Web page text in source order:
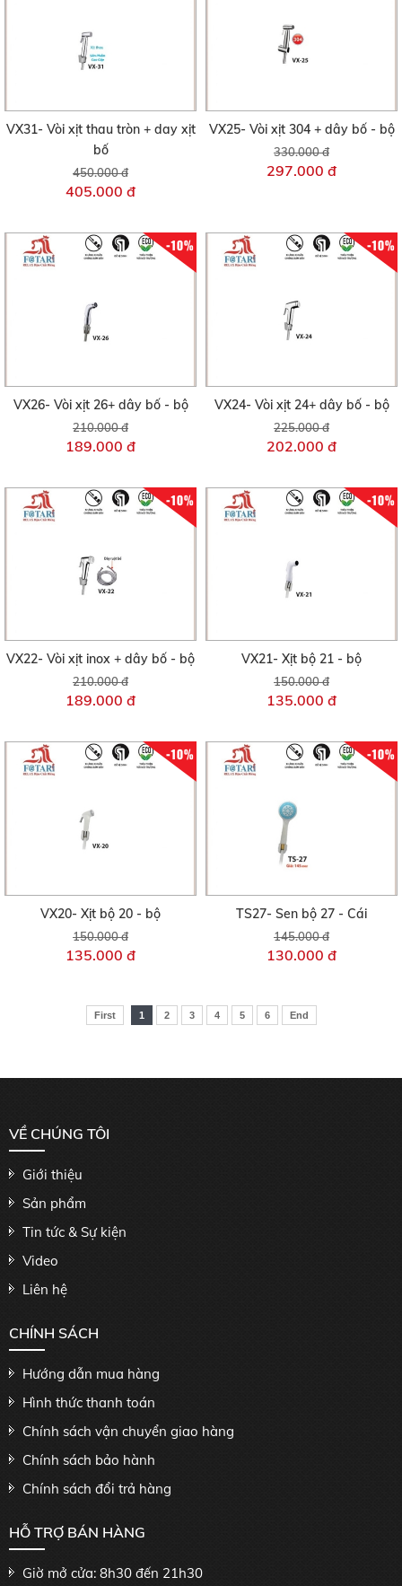
VX31- Vòi xịt thau tròn + day xịt
bố
450.000 đ
405.000 đ
VX25- Vòi xịt 304 + dây bố - bộ
330.000 đ
297.000 đ
-10%
VX26- Vòi xịt 26+ dây bố - bộ
210.000 đ
189.000 đ
-10%
VX24- Vòi xịt 24+ dây bố - bộ
225.000 đ
202.000 đ
-10%
VX22- Vòi xịt inox + dây bố - bộ
210.000 đ
189.000 đ
-10%
VX21- Xịt bộ 21 - bộ
150.000 đ
135.000 đ
-10%
VX20- Xịt bộ 20 - bộ
150.000 đ
135.000 đ
-10%
TS27- Sen bộ 27 - Cái
145.000 đ
130.000 đ
First 1 2 3 4 5 6 End
VỀ CHÚNG TÔI
Giới thiệu
Sản phẩm
Tin tức & Sự kiện
Video
Liên hệ
CHÍNH SÁCH
Hướng dẫn mua hàng
Hình thức thanh toán
Chính sách vận chuyển giao hàng
Chính sách bảo hành
Chính sách đổi trả hàng
HỖ TRỢ BÁN HÀNG
Giờ mở cửa: 8h30 đến 21h30